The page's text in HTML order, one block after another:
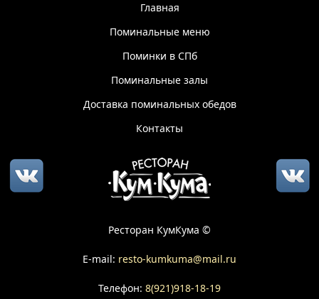
Главная
Поминальные меню
Поминки в СПб
Поминальные залы
Доставка поминальных обедов
Контакты
Ресторан КумКума ©
E-mail: resto-kumkuma@mail.ru
Телефон: 8(921)918-18-19